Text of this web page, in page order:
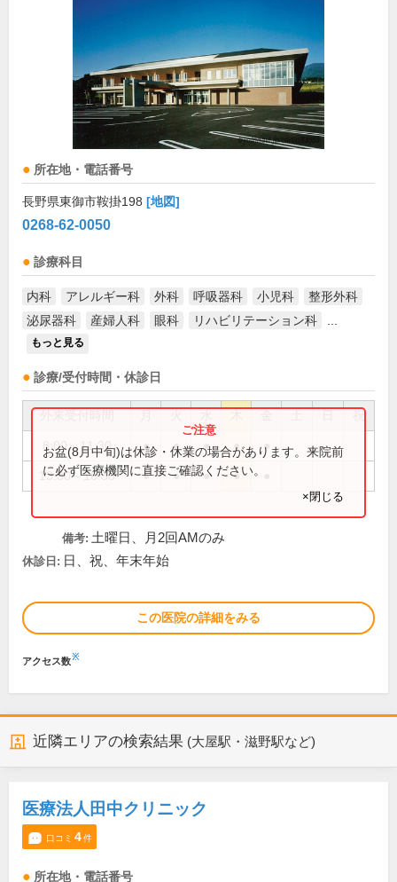
所在地・電話番号
長野県東御市鞍掛198 [地図]
0268-62-0050
診療科目
内科 アレルギー科 外科 呼吸器科 小児科
整形外科
泌尿器科
産婦人科 眼科 リハビリテーション科
もっと見る
診療/受付時間・休診日
祝
8:00～11:30 ● ● ● ● ●
13:30～16:30 ● ● ● ●
お盆(8月中旬)は休診・休業の場合があります。来院前
に必ず医療機関に直接ご確認ください。
×閉じる
備考: 土曜日、月2回AMのみ
休診日: 日、祝、年末年始
この医院の詳細をみる
アクセス数※
近隣エリアの検索結果 (大屋駅・滋野駅など)
医療法人田中クリニック
口コミ 4件
所在地・電話番号